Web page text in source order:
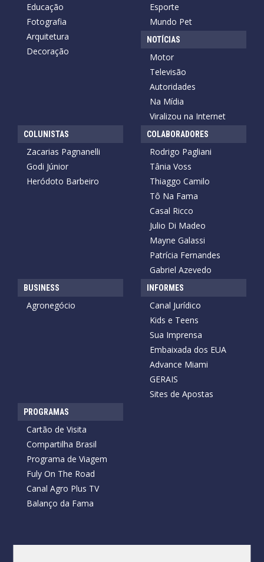
Educação
Fotografia
Arquitetura
Decoração
Esporte
Mundo Pet
NOTÍCIAS
Motor
Televisão
Autoridades
Na Mídia
Viralizou na Internet
COLUNISTAS
Zacarias Pagnanelli
Godi Júnior
Heródoto Barbeiro
COLABORADORES
Rodrigo Pagliani
Tânia Voss
Thiaggo Camilo
Tô Na Fama
Casal Ricco
Julio Di Madeo
Mayne Galassi
Patrícia Fernandes
Gabriel Azevedo
BUSINESS
Agronegócio
INFORMES
Canal Jurídico
Kids e Teens
Sua Imprensa
Embaixada dos EUA
Advance Miami
GERAIS
Sites de Apostas
PROGRAMAS
Cartão de Visita
Compartilha Brasil
Programa de Viagem
Fuly On The Road
Canal Agro Plus TV
Balanço da Fama